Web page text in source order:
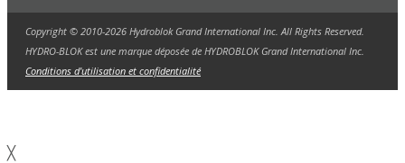
Copyright © 2010-2026 Hydroblok Grand International Inc. All Rights Reserved.
HYDRO-BLOK est une marque déposée de HYDROBLOK Grand International Inc.
Conditions d'utilisation et confidentialité
╳